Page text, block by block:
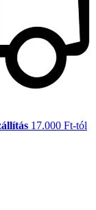
17.000 Ft-tól